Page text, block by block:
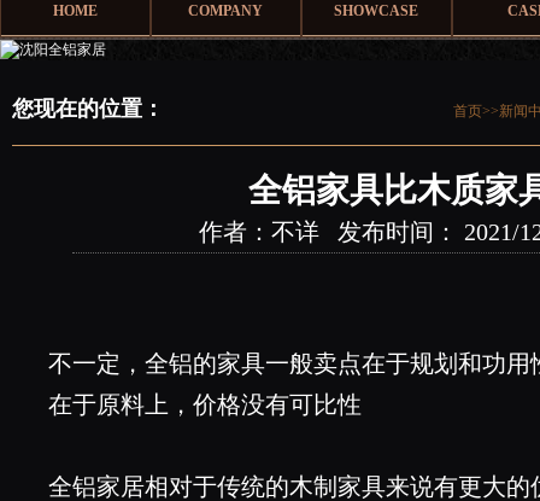
HOME COMPANY SHOWCASE
您现在的位置： 首页>>新闻
全铝家具比木质家
作者：不详 发布时间： 2021/
不一定，全铝的家具一般卖点在于规划和功
在于原料上，价格没有可比性
全铝家居相对于传统的木制家具来说有更大